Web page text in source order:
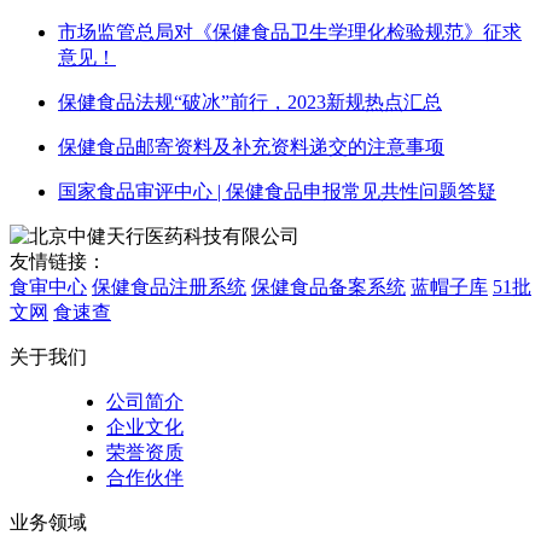
市场监管总局对《保健食品卫生学理化检验规范》征求
意见！
保健食品法规“破冰”前行，2023新规热点汇总
保健食品邮寄资料及补充资料递交的注意事项
国家食品审评中心 | 保健食品申报常见共性问题答疑
友情链接：
食审中心 保健食品注册系统 保健食品备案系统 蓝帽子库 51批
文网 食速查
关于我们
公司简介
企业文化
荣誉资质
合作伙伴
业务领域